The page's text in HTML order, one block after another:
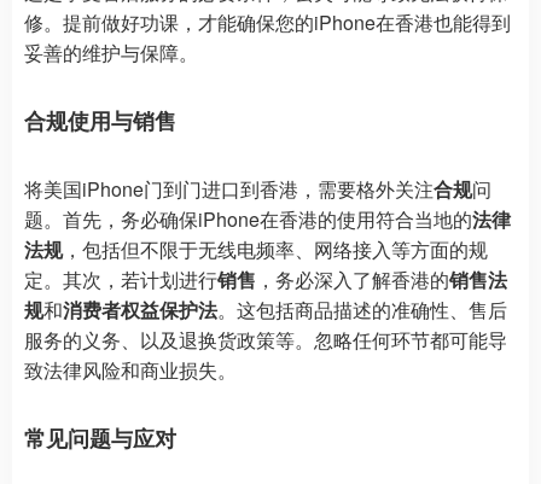
修。提前做好功课，才能确保您的iPhone在香港也能得到
妥善的维护与保障。
合规使用与销售
将美国iPhone门到门进口到香港，需要格外关注合规问
题。首先，务必确保iPhone在香港的使用符合当地的法律
法规，包括但不限于无线电频率、网络接入等方面的规
定。其次，若计划进行销售 ，务必深入了解香港的销售法
规和消费者权益保护法。这包括商品描述的准确性、售后
服务的义务、以及退换货政策等。忽略任何环节都可能导
致法律风险和商业损失。
常见问题与应对